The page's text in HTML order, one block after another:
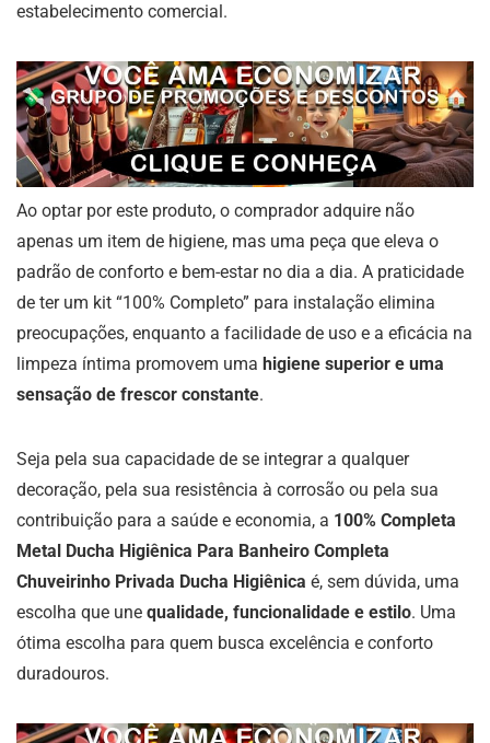
estabelecimento comercial.
Ao optar por este produto, o comprador adquire não
apenas um item de higiene, mas uma peça que eleva o
padrão de conforto e bem-estar no dia a dia. A praticidade
de ter um kit “100% Completo” para instalação elimina
preocupações, enquanto a facilidade de uso e a eficácia na
limpeza íntima promovem uma higiene superior e uma
sensação de frescor constante.
Seja pela sua capacidade de se integrar a qualquer
decoração, pela sua resistência à corrosão ou pela sua
contribuição para a saúde e economia, a 100% Completa
Metal Ducha Higiênica Para Banheiro Completa
Chuveirinho Privada Ducha Higiênica é, sem dúvida, uma
escolha que une qualidade, funcionalidade e estilo. Uma
ótima escolha para quem busca excelência e conforto
duradouros.